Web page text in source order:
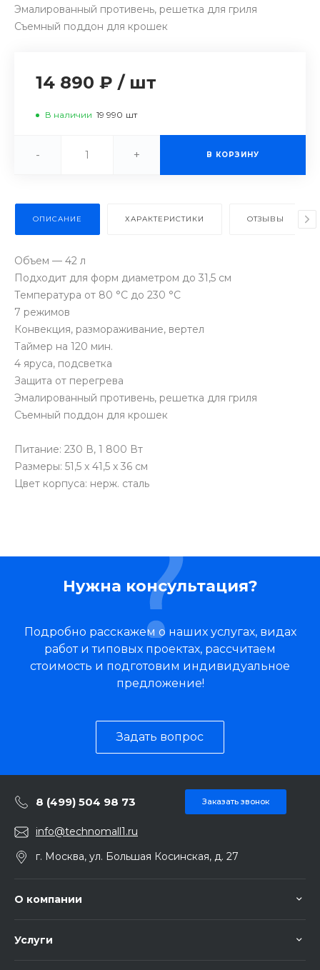
Эмалированный противень, решетка для гриля
Съемный поддон для крошек
14 890 ₽ / шт
В наличии 19 990 шт
- + В КОРЗИНУ
ОПИСАНИЕ ХАРАКТЕРИСТИКИ ОТЗЫВЫ
Объем — 42 л
Подходит для форм диаметром до 31,5 см
Температура от 80 °C до 230 °C
7 режимов
Конвекция, размораживание, вертел
Таймер на 120 мин.
4 яруса, подсветка
Защита от перегрева
Эмалированный противень, решетка для гриля
Съемный поддон для крошек
Питание: 230 В, 1 800 Вт
Размеры: 51,5 x 41,5 x 36 см
Цвет корпуса: нерж. сталь
Нужна консультация?
Подробно расскажем о наших услугах, видах
работ и типовых проектах, рассчитаем
стоимость и подготовим индивидуальное
предложение!
Задать вопрос
8 (499) 504 98 73 Заказать звонок
info@technomall1.ru
г. Москва, ул. Большая Косинская, д. 27
О компании
Услуги